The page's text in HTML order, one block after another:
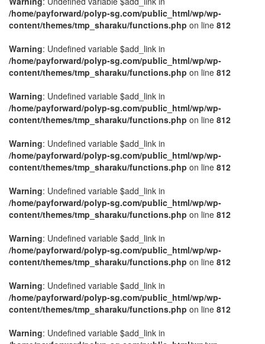
/home/payforward/polyp-sg.com/public_html/wp/wp-
content/themes/tmp_sharaku/functions.php on line 812
Warning: Undefined variable $add_link in
/home/payforward/polyp-sg.com/public_html/wp/wp-
content/themes/tmp_sharaku/functions.php on line 812
Warning: Undefined variable $add_link in
/home/payforward/polyp-sg.com/public_html/wp/wp-
content/themes/tmp_sharaku/functions.php on line 812
Warning: Undefined variable $add_link in
/home/payforward/polyp-sg.com/public_html/wp/wp-
content/themes/tmp_sharaku/functions.php on line 812
Warning: Undefined variable $add_link in
/home/payforward/polyp-sg.com/public_html/wp/wp-
content/themes/tmp_sharaku/functions.php on line 812
Warning: Undefined variable $add_link in
/home/payforward/polyp-sg.com/public_html/wp/wp-
content/themes/tmp_sharaku/functions.php on line 812
Warning: Undefined variable $add_link in
/home/payforward/polyp-sg.com/public_html/wp/wp-
content/themes/tmp_sharaku/functions.php on line 812
Warning: Undefined variable $add_link in